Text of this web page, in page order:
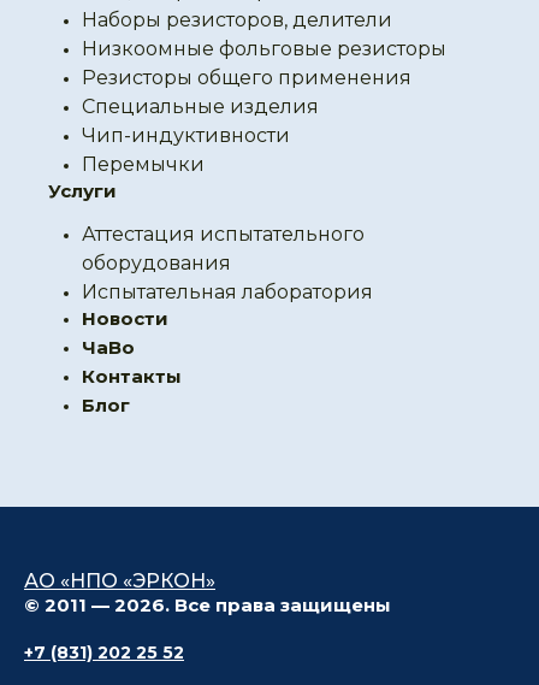
Наборы резисторов, делители
Низкоомные фольговые резисторы
Резисторы общего применения
Специальные изделия
Чип-индуктивности
Перемычки
Услуги
Аттестация испытательного
оборудования
Испытательная лаборатория
Новости
ЧаВо
Контакты
Блог
АО «НПО «ЭРКОН»
© 2011 — 2026. Все права защищены
+7 (831) 202 25 52